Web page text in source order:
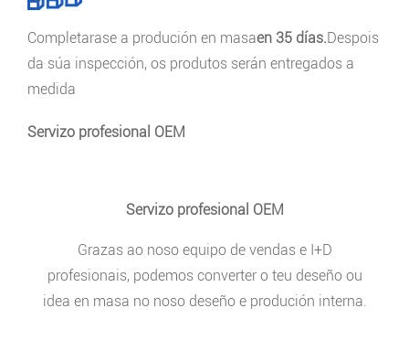
Completarase a produción en masaen 35 días.Despois
da súa inspección, os produtos serán entregados a
medida
Servizo profesional OEM
Servizo profesional OEM
Grazas ao noso equipo de vendas e I+D
profesionais, podemos converter o teu deseño ou
idea en masa no noso deseño e produción interna.